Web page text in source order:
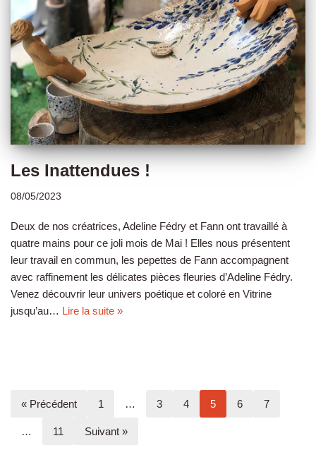
Les Inattendues !
08/05/2023
Deux de nos créatrices, Adeline Fédry et Fann ont travaillé à
quatre mains pour ce joli mois de Mai ! Elles nous présentent
leur travail en commun, les pepettes de Fann accompagnent
avec raffinement les délicates pièces fleuries d’Adeline Fédry.
Venez découvrir leur univers poétique et coloré en Vitrine
jusqu’au… Lire la suite »
« Précédent 1 … 3 4 5 6 7
… 11 Suivant »